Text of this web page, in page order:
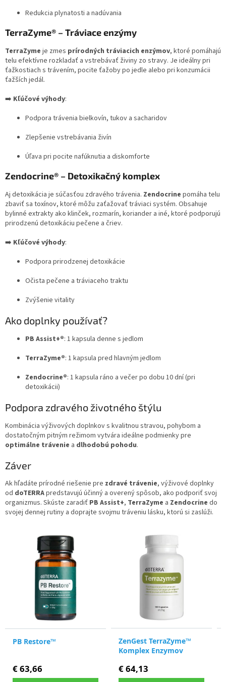
Redukcia plynatosti a nadúvania
TerraZyme® – Tráviace enzýmy
TerraZyme je zmes prírodných tráviacich enzýmov, ktoré pomáhajú
telu efektívne rozkladať a vstrebávať živiny zo stravy. Je ideálny pri
ťažkostiach s trávením, pocite ťažoby po jedle alebo pri konzumácii
ťažších jedál.
➡️ Kľúčové výhody:
Podpora trávenia bielkovín, tukov a sacharidov
Zlepšenie vstrebávania živín
Úľava pri pocite nafúknutia a diskomforte
Zendocrine® – Detoxikačný komplex
Aj detoxikácia je súčasťou zdravého trávenia. Zendocrine pomáha telu
zbaviť sa toxínov, ktoré môžu zaťažovať tráviaci systém. Obsahuje
bylinné extrakty ako klinček, rozmarín, koriander a iné, ktoré podporujú
prirodzenú detoxikáciu pečene a čriev.
➡️ Kľúčové výhody:
Podpora prirodzenej detoxikácie
Očista pečene a tráviaceho traktu
Zvýšenie vitality
Ako doplnky používať?
PB Assist+®: 1 kapsula denne s jedlom
TerraZyme®: 1 kapsula pred hlavným jedlom
Zendocrine®: 1 kapsula ráno a večer po dobu 10 dní (pri
detoxikácii)
Podpora zdravého životného štýlu
Kombinácia výživových doplnkov s kvalitnou stravou, pohybom a
dostatočným pitným režimom vytvára ideálne podmienky pre
optimálne trávenie a dlhodobú pohodu.
Záver
Ak hľadáte prírodné riešenie pre zdravé trávenie, výživové doplnky
od doTERRApredstavujú účinný a overený spôsob, ako podporiť svoj
organizmus. Skúste zaradiť PB Assist+, TerraZyme a Zendocrine do
svojej dennej rutiny a doprajte svojmu tráveniu lásku, ktorú si zaslúži.